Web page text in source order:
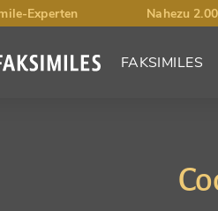
Experten Nahezu
FAKSIMILES